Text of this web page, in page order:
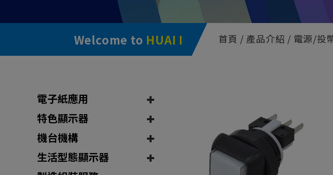
Welcome to HUAI I 首頁 產品介紹 電源/投
電子紙應用
特色顯示器
機台機構
生活型態顯示器